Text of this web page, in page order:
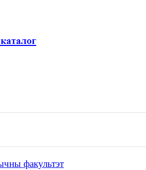
факультэт